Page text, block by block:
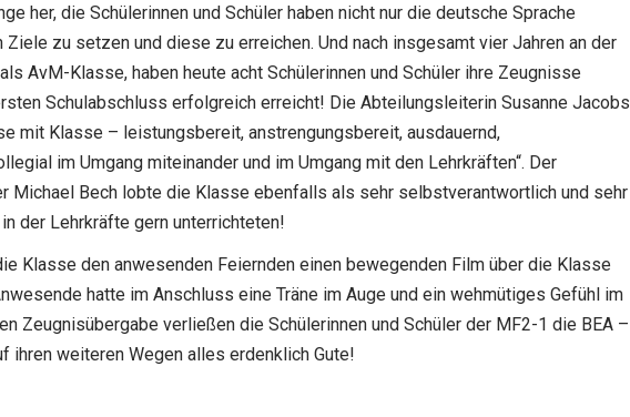
her, die Schülerinnen und Schüler haben nicht nur die deutsche Sprache
Ziele zu setzen und diese zu erreichen. Und nach insgesamt vier Jahren an der
AvM-Klasse, haben heute acht Schülerinnen und Schüler ihre Zeugnisse
Schulabschluss erfolgreich erreicht! Die Abteilungsleiterin Susanne Jacobs
mit Klasse – leistungsbereit, anstrengungsbereit, ausdauernd,
im Umgang miteinander und im Umgang mit den Lehrkräften“. Der
Michael Bech lobte die Klasse ebenfalls als sehr selbstverantwortlich und sehr
der Lehrkräfte gern unterrichteten!
Klasse den anwesenden Feiernden einen bewegenden Film über die Klasse
hatte im Anschluss eine Träne im Auge und ein wehmütiges Gefühl im
Zeugnisübergabe verließen die Schülerinnen und Schüler der MF2-1 die BEA –
ihren weiteren Wegen alles erdenklich Gute!